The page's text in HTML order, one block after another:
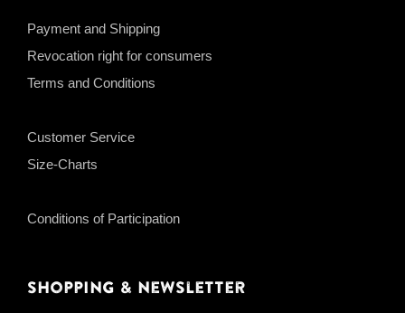
Payment and Shipping
Revocation right for consumers
Terms and Conditions
Customer Service
Size-Charts
Conditions of Participation
Shopping & Newsletter